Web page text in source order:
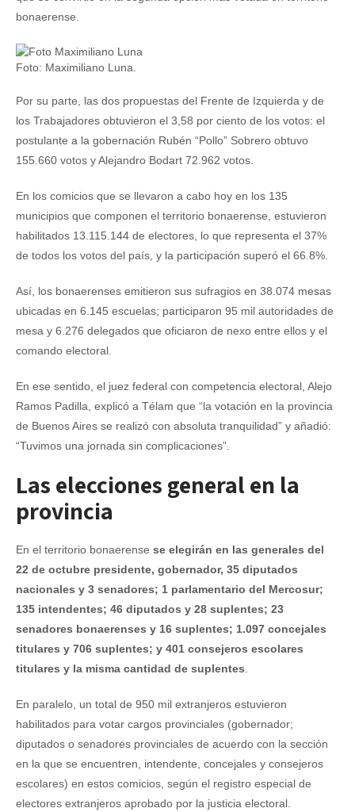
bonaerense.
Foto: Maximiliano Luna.
Por su parte, las dos propuestas del Frente de Izquierda y de
los Trabajadores obtuvieron el 3,58 por ciento de los votos: el
postulante a la gobernación Rubén “Pollo” Sobrero obtuvo
155.660 votos y Alejandro Bodart 72.962 votos.
En los comicios que se llevaron a cabo hoy en los 135
municipios que componen el territorio bonaerense, estuvieron
habilitados 13.115.144 de electores, lo que representa el 37%
de todos los votos del país, y la participación superó el 66.8%.
Así, los bonaerenses emitieron sus sufragios en 38.074 mesas
ubicadas en 6.145 escuelas; participaron 95 mil autoridades de
mesa y 6.276 delegados que oficiaron de nexo entre ellos y el
comando electoral.
En ese sentido, el juez federal con competencia electoral, Alejo
Ramos Padilla, explicó a Télam que “la votación en la provincia
de Buenos Aires se realizó con absoluta tranquilidad” y añadió:
“Tuvimos una jornada sin complicaciones”.
Las elecciones general en la
provincia
En el territorio bonaerense se elegirán en las generales del
22 de octubre presidente, gobernador, 35 diputados
nacionales y 3 senadores; 1 parlamentario del Mercosur;
135 intendentes; 46 diputados y 28 suplentes; 23
senadores bonaerenses y 16 suplentes; 1.097 concejales
titulares y 706 suplentes; y 401 consejeros escolares
titulares y la misma cantidad de suplentes.
En paralelo, un total de 950 mil extranjeros estuvieron
habilitados para votar cargos provinciales (gobernador;
diputados o senadores provinciales de acuerdo con la sección
en la que se encuentren, intendente, concejales y consejeros
escolares) en estos comicios, según el registro especial de
electores extranjeros aprobado por la justicia electoral.